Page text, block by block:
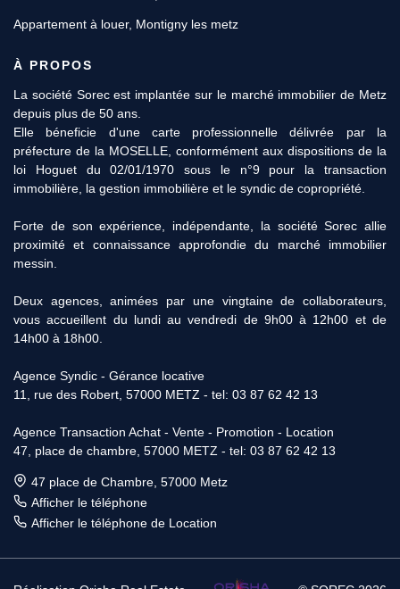
Appartement à louer, Montigny les metz
À PROPOS
La société Sorec est implantée sur le marché immobilier de Metz
depuis plus de 50 ans.
Elle béneficie d'une carte professionnelle délivrée par la
préfecture de la MOSELLE, conformément aux dispositions de la
loi Hoguet du 02/01/1970 sous le n°9 pour la transaction
immobilière, la gestion immobilière et le syndic de copropriété.
Forte de son expérience, indépendante, la société Sorec allie
proximité et connaissance approfondie du marché immobilier
messin.
Deux agences, animées par une vingtaine de collaborateurs,
vous accueillent du lundi au vendredi de 9h00 à 12h00 et de
14h00 à 18h00.
Agence Syndic - Gérance locative
11, rue des Robert, 57000 METZ - tel: 03 87 62 42 13
Agence Transaction Achat - Vente - Promotion - Location
47, place de chambre, 57000 METZ - tel: 03 87 62 42 13
47 place de Chambre, 57000 Metz
Afficher le téléphone
Afficher le téléphone de Location